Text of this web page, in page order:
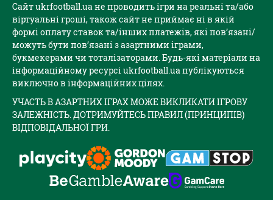
Сайт ukrfootball.ua не проводить ігри на реальні та/або
віртуальні гроші, також сайт не приймає ні в якій
формі оплату ставок та/інших платежів, які пов’язані/
можуть бути пов’язані з азартними іграми,
букмекерами чи тоталізаторами. Будь-які матеріали на
інформаційному ресурсі ukrfootball.ua публікуються
виключно в інформаційних цілях.
УЧАСТЬ В АЗАРТНИХ ІГРАХ МОЖЕ ВИКЛИКАТИ ІГРОВУ
ЗАЛЕЖНІСТЬ. ДОТРИМУЙТЕСЬ ПРАВИЛ (ПРИНЦИПІВ)
ВІДПОВІДАЛЬНОЇ ГРИ.